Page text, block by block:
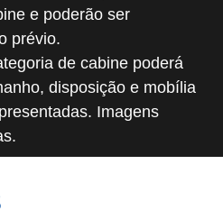
e poderão ser
prévio.
de cabine poderá
disposição e mobília
Imagens